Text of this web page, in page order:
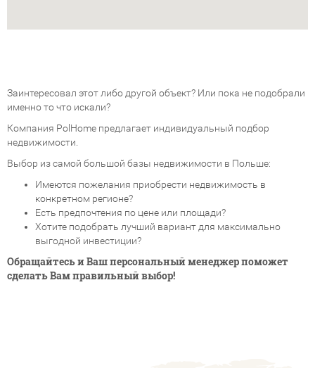
Заинтересовал этот либо другой объект? Или пока не подобрали
именно то что искали?
Компания PolHome предлагает индивидуальный подбор
недвижимости.
Выбор из самой большой базы недвижимости в Польше:
Имеются пожелания приобрести недвижимость в
конкретном регионе?
Есть предпочтения по цене или площади?
Хотите подобрать лучший вариант для максимально
выгодной инвестиции?
Обращайтесь и Ваш персональный менеджер поможет
сделать Вам правильный выбор!